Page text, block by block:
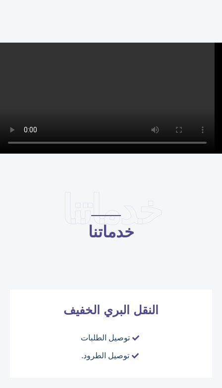
خدماتنا
خدماتنا
النقل البري الخفيف
توصيل الطلبات
توصيل الطرود.